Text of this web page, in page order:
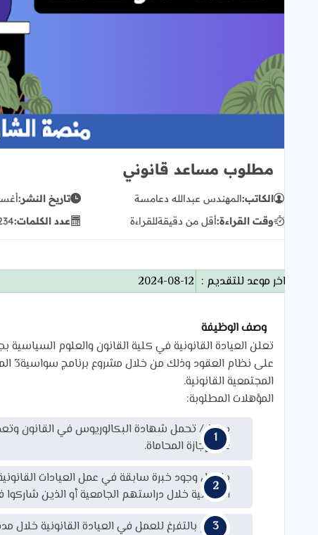
مطلوب مساعد قانوني
الكاتب:المهندس عبدالله دعامسة تاريخ النشر:
وقت القراءة:أقل من دقيقةللقراءة عدد الكلمات:
اخر موعد للتقديم : 2024-08-12
وصف الوظيفة
تعلن العيادة القانونية في كلية القانون والعلوم
المجتمعية القانونية.
المؤهلات المطلوبة:
يحمل/ تحمل شهادة البكالوريوس في القانون
على إجازة المحاماة.
يفضل وجود خبرة سابقة في عمل العيادات
القانونية خلال دراستهم الجامعية أو الذين
الالتزام بالتفرغ للعمل في العيادة القانونية